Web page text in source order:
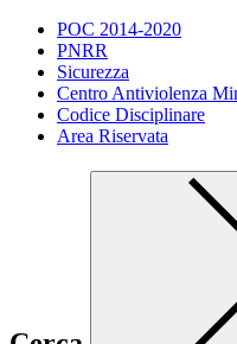
POC 2014-2020
PNRR
Sicurezza
Centro Antiviolenza
Codice Disciplinare
Area Riservata